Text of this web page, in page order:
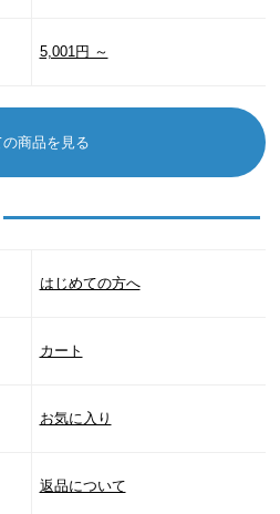
5,001円 ～
の商品を見る
はじめての方へ
カート
お気に入り
返品について